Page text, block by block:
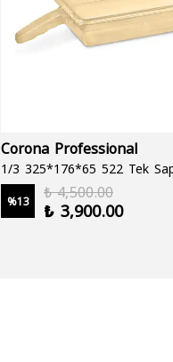
Corona Professional
%13
₺ 4,500.00
₺ 3,900.00